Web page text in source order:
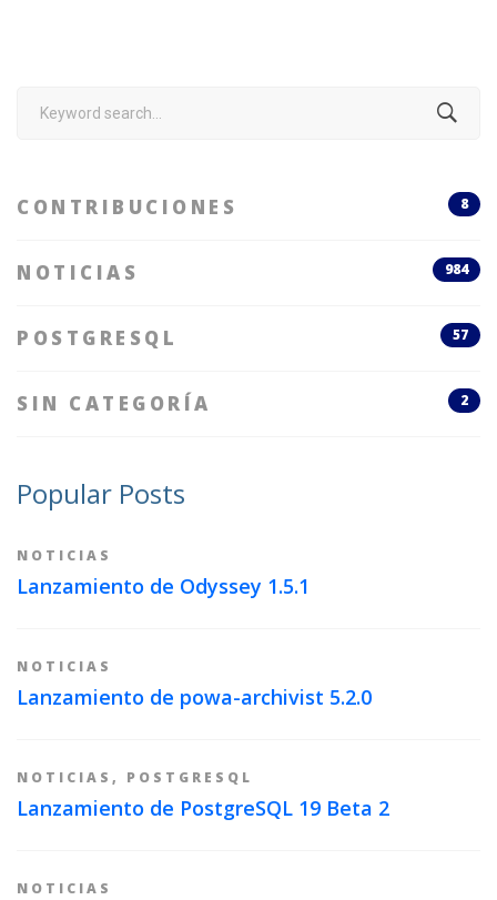
Search
CONTRIBUCIONES 8
NOTICIAS 984
POSTGRESQL 57
SIN CATEGORÍA 2
Popular Posts
NOTICIAS
Lanzamiento de Odyssey 1.5.1
NOTICIAS
Lanzamiento de powa-archivist 5.2.0
NOTICIAS , POSTGRESQL
Lanzamiento de PostgreSQL 19 Beta 2
NOTICIAS